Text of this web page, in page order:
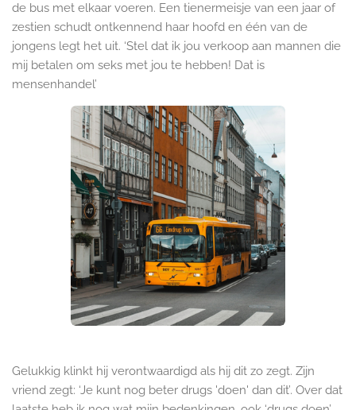
de bus met elkaar voeren. Een tienermeisje van een jaar of
zestien schudt ontkennend haar hoofd en één van de
jongens legt het uit. ‘Stel dat ik jou verkoop aan mannen die
mij betalen om seks met jou te hebben! Dat is
mensenhandel’
Gelukkig klinkt hij verontwaardigd als hij dit zo zegt. Zijn
vriend zegt: ‘Je kunt nog beter drugs 'doen' dan dit’. Over dat